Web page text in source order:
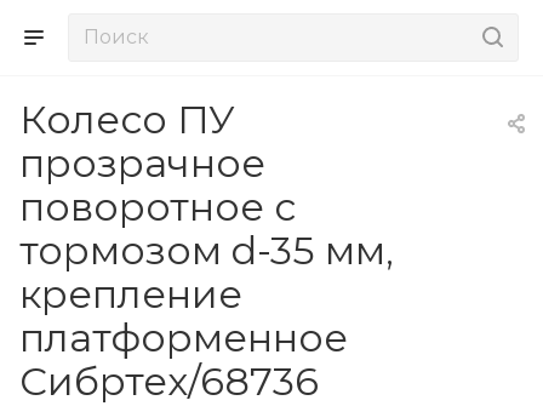
Колесо ПУ
прозрачное
поворотное с
тормозом d-35 мм,
крепление
платформенное
Сибртех/68736